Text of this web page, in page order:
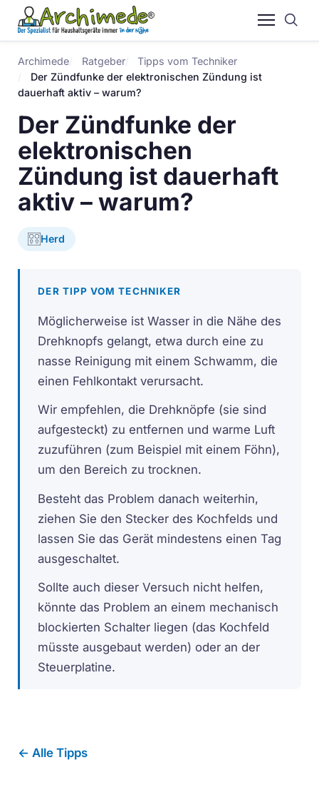
Archimede Ratgeber
Tipps vom Techniker
Der Zündfunke der elektronischen Zündung ist
dauerhaft aktiv – warum?
Der Zündfunke der
elektronischen
Zündung ist dauerhaft
aktiv – warum?
Herd
DER TIPP VOM TECHNIKER
Möglicherweise ist Wasser in die Nähe des
Drehknopfs gelangt, etwa durch eine zu
nasse Reinigung mit einem Schwamm, die
einen Fehlkontakt verursacht.
Wir empfehlen, die Drehknöpfe (sie sind
aufgesteckt) zu entfernen und warme Luft
zuzuführen (zum Beispiel mit einem Föhn),
um den Bereich zu trocknen.
Besteht das Problem danach weiterhin,
ziehen Sie den Stecker des Kochfelds und
lassen Sie das Gerät mindestens einen Tag
ausgeschaltet.
Sollte auch dieser Versuch nicht helfen,
könnte das Problem an einem mechanisch
blockierten Schalter liegen (das Kochfeld
müsste ausgebaut werden) oder an der
Steuerplatine.
← Alle Tipps